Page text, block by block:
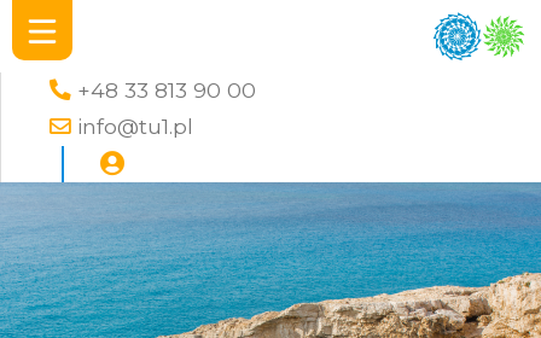
+48 33 813 90 00
info@tu1.pl